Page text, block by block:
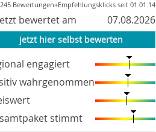
Bewertungen+Empfehlungsklicks seit 01.01.14
bewertet am 07.08.2026
jetzt hier selbst bewerten
engagiert
wahrgenommen
stimmt
AGB
Datenschutzerklärung